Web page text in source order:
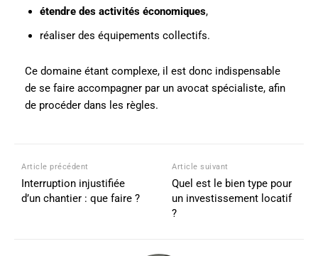
étendre des activités économiques,
réaliser des équipements collectifs.
Ce domaine étant complexe, il est donc indispensable
de se faire accompagner par un avocat spécialiste, afin
de procéder dans les règles.
Article précédent
Interruption injustifiée
d’un chantier : que faire ?
Article suivant
Quel est le bien type pour
un investissement locatif
?